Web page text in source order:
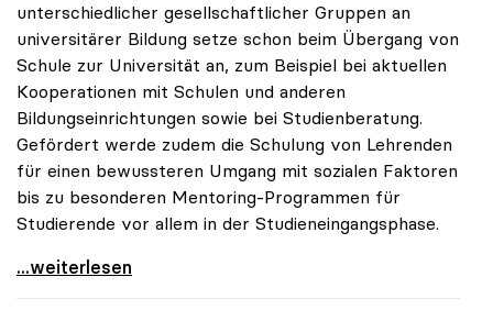
unterschiedlicher gesellschaftlicher Gruppen an
universitärer Bildung setze schon beim Übergang von
Schule zur Universität an, zum Beispiel bei aktuellen
Kooperationen mit Schulen und anderen
Bildungseinrichtungen sowie bei Studienberatung.
Gefördert werde zudem die Schulung von Lehrenden
für einen bewussteren Umgang mit sozialen Faktoren
bis zu besonderen Mentoring-Programmen für
Studierende vor allem in der Studieneingangsphase.
uniko: Unis haben „soziale Dimension“ auf ihrer
...weiterlesen